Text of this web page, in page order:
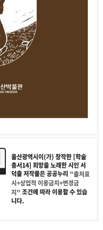
울산광역시이(가) 창작한 [학술
총서14] 희망을 노래한 시인 서
덕출저작물은 공공누리 "출처표
시+상업적 이용금지+변경금
지" 조건에 따라 이용할 수 있습
니다.